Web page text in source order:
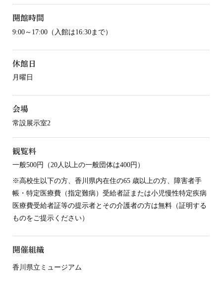
開館時間
9:00～17:00（入館は16:30まで）
休館日
月曜日
会場
常設展示室2
観覧料
一般500円（20人以上の一般団体は400円）
※高校生以下の方、香川県内在住の65 歳以上の方、障害者手
帳・特定医療費（指定難病）受給者証または小児慢性特定疾病
医療費受給者証等の提示者とその介護者の方は無料（証明する
ものをご提示ください）
開催組織
香川県立ミュージアム